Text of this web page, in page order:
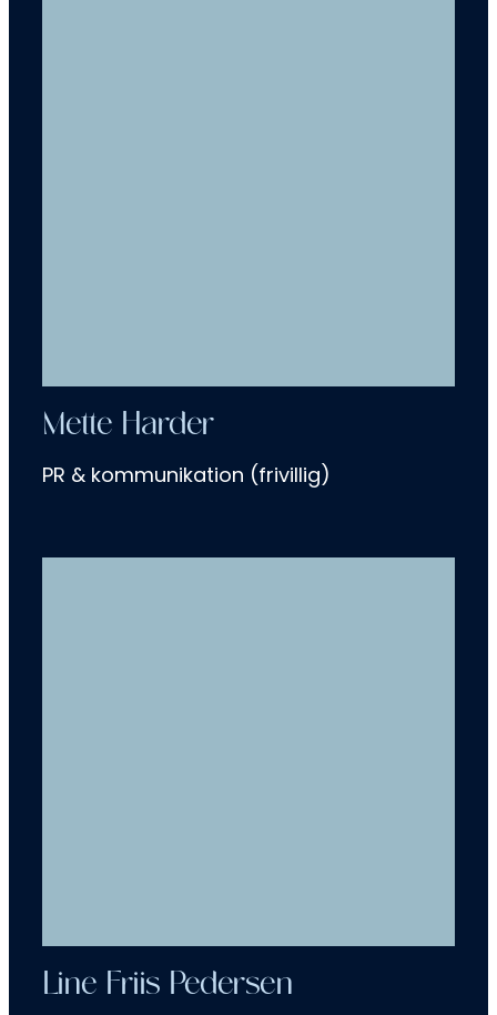
Mette Harder
PR & kommunikation (frivillig)
Line Friis Pedersen